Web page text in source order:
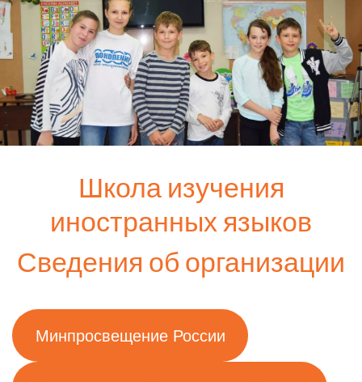
navigation
Школа изучения
иностранных языков
Сведения об организации
Минпросвещение России